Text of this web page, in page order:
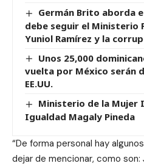
Germán Brito aborda
debe seguir el Ministerio
Yuniol Ramírez y la
Unos 25,000
vuelta por México serán
EE.UU.
Ministerio de la Mujer
Igualdad Magaly Pineda
“De forma personal hay
dejar de mencionar, como son: